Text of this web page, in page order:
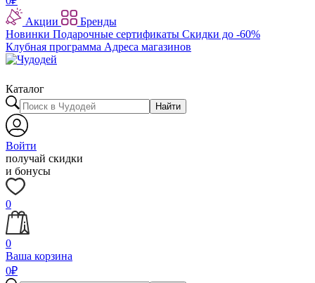
Акции
Бренды
Новинки Подарочные сертификаты Скидки до -60%
Клубная программа Адреса магазинов
Каталог
Найти
Войти
получай скидки
и бонусы
0
0
Ваша корзина
0₽